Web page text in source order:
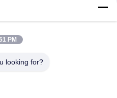
PM
looking for?